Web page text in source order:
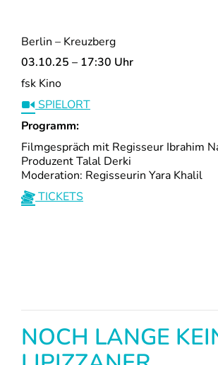
Berlin – Kreuzberg
03.10.25 – 17:30 Uhr
fsk Kino
SPIELORT
Programm:
Filmgespräch mit Regisseur Ibrahim
Produzent Talal Derki
Moderation: Regisseurin Yara Khalil
TICKETS
NOCH LANGE